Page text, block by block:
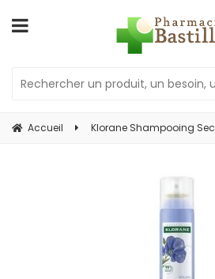
Accueil Klorane Shampooing Sec